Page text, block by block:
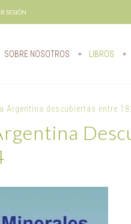
SESIÓN
SOBRE NOSOTROS LIBROS
Argentina descubiertas entre